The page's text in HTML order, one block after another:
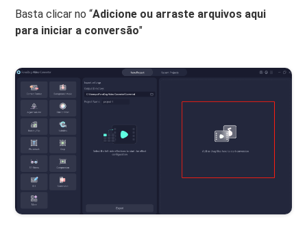
Basta clicar no “Adicione ou arraste arquivos aqui
para iniciar a conversão"